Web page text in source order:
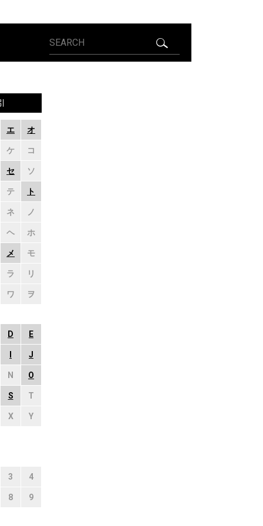
エ オ
ケ コ
セ ソ
テ ト
ネ ノ
ヘ ホ
メ モ
ラ リ
ワ ヲ
D E
J
N O
S T
X Y
3 4
8 9